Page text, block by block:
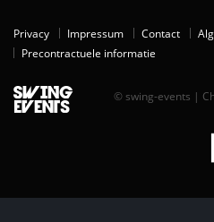
Privacy Impressum Contact
Precontractuele informatie
© swing-events |